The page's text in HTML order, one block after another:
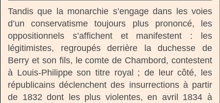
Tandis que la monarchie s’engage dans les voies
d’un conservatisme toujours plus prononcé, les
oppositionnels s’affichent et manifestent : les
légitimistes, regroupés derrière la duchesse de
Berry et son fils, le comte de Chambord, contestent
à Louis-Philippe son titre royal ; de leur côté, les
républicains déclenchent des insurrections à partir
de 1832 dont les plus violentes, en avril 1834 à